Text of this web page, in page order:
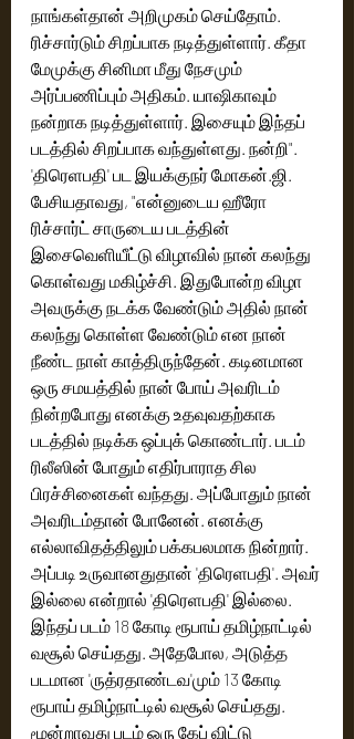
நாங்கள்தான் அறிமுகம் செய்தோம்.
ரிச்சார்டும் சிறப்பாக நடித்துள்ளார். கீதா
மேமுக்கு சினிமா மீது நேசமும்
அர்ப்பணிப்பும் அதிகம். யாஷிகாவும்
நன்றாக நடித்துள்ளார். இசையும் இந்தப்
படத்தில் சிறப்பாக வந்துள்ளது. நன்றி".
'திரெளபதி' பட இயக்குநர் மோகன்.ஜி.
பேசியதாவது, "என்னுடைய ஹீரோ
ரிச்சார்ட் சாருடைய படத்தின்
இசைவெளியீட்டு விழாவில் நான் கலந்து
கொள்வது மகிழ்ச்சி. இதுபோன்ற விழா
அவருக்கு நடக்க வேண்டும் அதில் நான்
கலந்து கொள்ள வேண்டும் என நான்
நீண்ட நாள் காத்திருந்தேன். கடினமான
ஒரு சமயத்தில் நான் போய் அவரிடம்
நின்றபோது எனக்கு உதவுவதற்காக
படத்தில் நடிக்க ஒப்புக் கொண்டார். படம்
ரிலீஸின் போதும் எதிர்பாராத சில
பிரச்சினைகள் வந்தது. அப்போதும் நான்
அவரிடம்தான் போனேன். எனக்கு
எல்லாவிதத்திலும் பக்கபலமாக நின்றார்.
அப்படி உருவானதுதான் 'திரெளபதி'. அவர்
இல்லை என்றால் 'திரெளபதி' இல்லை.
இந்தப் படம் 18 கோடி ரூபாய் தமிழ்நாட்டில்
வசூல் செய்தது. அதேபோல, அடுத்த
படமான 'ருத்ரதாண்டவ'மும் 13 கோடி
ரூபாய் தமிழ்நாட்டில் வசூல் செய்தது.
மூன்றாவது படம் ஒரு கேப் விட்டு